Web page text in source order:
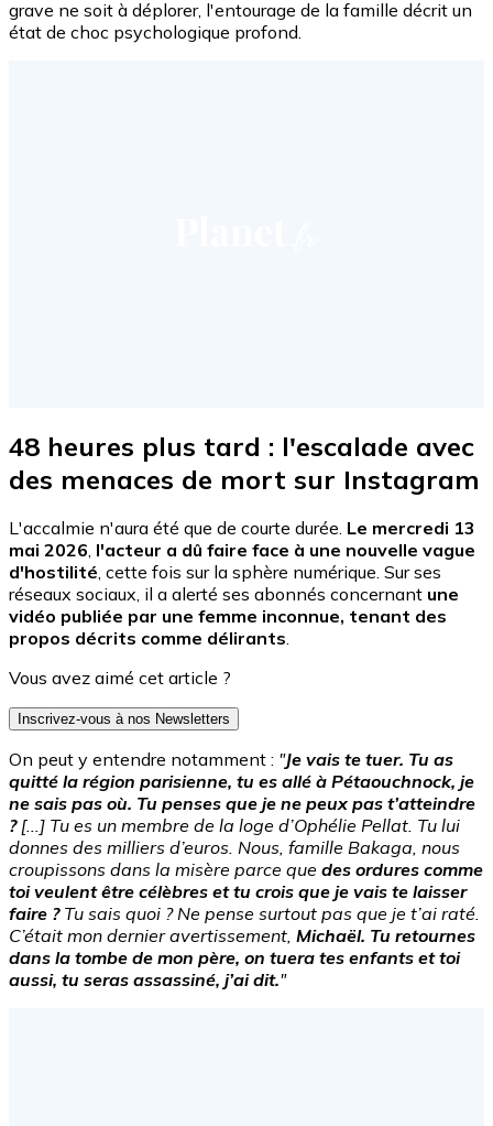
grave ne soit à déplorer, l'entourage de la famille décrit un
état de choc psychologique profond.
48 heures plus tard : l'escalade avec
des menaces de mort sur Instagram
L'accalmie n'aura été que de courte durée. Le mercredi 13
mai 2026, l'acteur a dû faire face à une nouvelle vague
d'hostilité, cette fois sur la sphère numérique. Sur ses
réseaux sociaux, il a alerté ses abonnés concernant une
vidéo publiée par une femme inconnue, tenant des
propos décrits comme délirants.
Vous avez aimé cet article ?
Inscrivez-vous à nos Newsletters
On peut y entendre notamment : "Je vais te tuer. Tu as
quitté la région parisienne, tu es allé à Pétaouchnock, je
ne sais pas où. Tu penses que je ne peux pas t’atteindre
?[...] Tu es un membre de la loge d’Ophélie Pellat. Tu lui
donnes des milliers d’euros. Nous, famille Bakaga, nous
croupissons dans la misère parce que des ordures comme
toi veulent être célèbres et tu crois que je vais te laisser
faire ?Tu sais quoi ? Ne pense surtout pas que je t’ai raté.
C’était mon dernier avertissement, Michaël. Tu retournes
dans la tombe de mon père, on tuera tes enfants et toi
aussi, tu seras assassiné, j’ai dit."